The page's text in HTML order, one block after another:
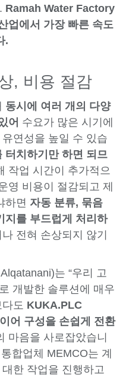
Ramah Water Factory
업에서 가장 빠른 속도
.
, 비용 절감
동시에 여러 개의 다양
어 수요가 많은 시기에
연성을 높일 수 있습
터치하기만 하면 되므
작업 시간이 추가적으
영 비용이 절감되고 제
하면 자동 분류, 묶음
지를 부드럽게 처리하
전혀 손상되지 않기
는 “우리 고
개발한 솔루션에 매우
도 KUKA.PLC
어 구성을 손쉽게 전환
마음을 사로잡았습니
합업체 MEMCO는 계
한 작업을 진행하고